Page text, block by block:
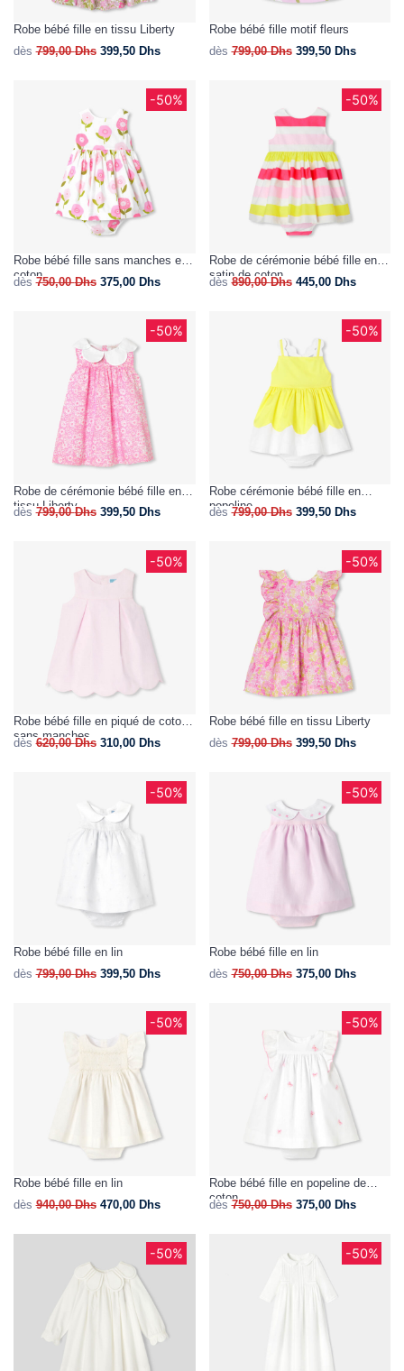
Robe bébé fille en tissu Liberty
dès 799,00Dhs 399,50 Dhs
Robe bébé fille motif fleurs
dès 799,00Dhs 399,50 Dhs
-50%
Robe bébé fille sans manches en
coton
dès 750,00Dhs 375,00 Dhs
-50%
Robe de cérémonie bébé fille en
satin de coton
dès 890,00Dhs 445,00 Dhs
-50%
Robe de cérémonie bébé fille en
tissu Liberty
dès 799,00Dhs 399,50 Dhs
-50%
Robe cérémonie bébé fille en
popeline
dès 799,00Dhs 399,50 Dhs
-50%
Robe bébé fille en piqué de coton
sans manches
dès 620,00Dhs 310,00 Dhs
-50%
Robe bébé fille en tissu Liberty
dès 799,00Dhs 399,50 Dhs
-50%
Robe bébé fille en lin
dès 799,00Dhs 399,50 Dhs
-50%
Robe bébé fille en lin
dès 750,00Dhs 375,00 Dhs
-50%
Robe bébé fille en lin
dès 940,00Dhs 470,00 Dhs
-50%
Robe bébé fille en popeline de
coton
dès 750,00Dhs 375,00 Dhs
-50% -50%